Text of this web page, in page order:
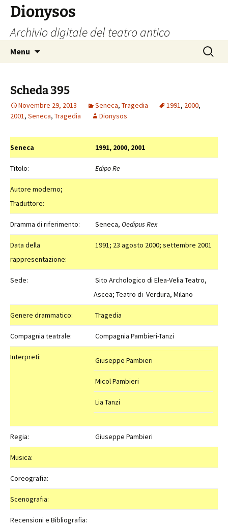
contenuto
Dionysos
Archivio digitale del teatro antico
Menu
Ricerca
per:
Scheda 395
Novembre 29, 2013 Seneca, Tragedia 1991, 2000,
2001, Seneca, Tragedia Dionysos
Seneca 1991, 2000, 2001
Titolo: Edipo Re
Autore moderno;
Traduttore:
Dramma di riferimento: Seneca, Oedipus Rex
Data della
rappresentazione:
1991; 23 agosto 2000; settembre 2001
Sede:
Sito Archologico di Elea-Velia Teatro,
Ascea; Teatro di Verdura, Milano
Genere drammatico: Tragedia
Compagnia teatrale: Compagnia Pambieri-Tanzi
Interpreti: Giuseppe Pambieri
Micol Pambieri
Lia Tanzi
Regia: Giuseppe Pambieri
Musica:
Coreografia:
Scenografia:
Recensioni e Bibliografia: